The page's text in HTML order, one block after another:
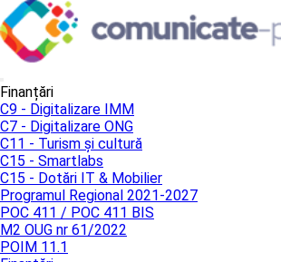
Finanțări
C9 - Digitalizare IMM
C7 - Digitalizare ONG
C11 - Turism și cultură
C15 - Smartlabs
C15 - Dotări IT & Mobilier
Programul Regional 2021-2027
POC 411 / POC 411 BIS
M2 OUG nr 61/2022
POIM 11.1